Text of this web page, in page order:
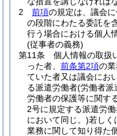
2
前項の規定は、議会
の段階にわたる委託を
行う場合における個人
(従事者の義務)
第11条
個人情報の取扱
った者、 前条第2項の
ていた者又は議会にお
る派遣労働者(労働者派
労働者の保護等に関す
2号に規定する派遣労
において同じ。)若しく
業務に関して知り得た